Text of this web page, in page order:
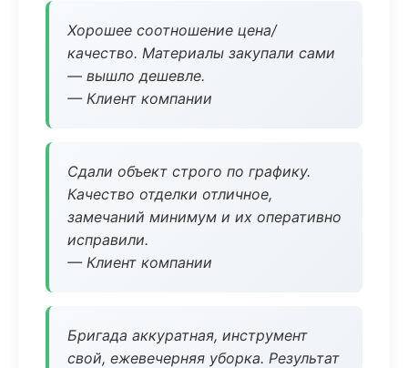
Хорошее соотношение цена/
качество. Материалы закупали сами
— вышло дешевле.
— Клиент компании
Сдали объект строго по графику.
Качество отделки отличное,
замечаний минимум и их оперативно
исправили.
— Клиент компании
Бригада аккуратная, инструмент
свой, ежевечерняя уборка. Результат